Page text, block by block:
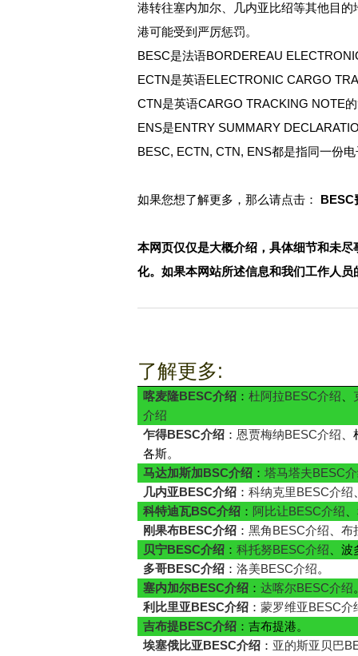
港转往塞内加尔、几内亚比绍等其他目
港可能受到严厉惩罚。
BESC是法语BORDEREAU
ECTN是英语ELECTRONIC CARGO
CTN是英语CARGO TRACKING NOTE
ENS是ENTRY SUMMARY
BESC, ECTN, CTN, ENS都是指同一份
如果您想了解更多，那么请点击： BESC
本网页仅仅是大概介绍，具体细节和未
化。如果本网站所述信息和我们工作人
了解更多:
喀麦隆BESC介绍： 杜阿拉BESC介绍
介绍
乍得BESC介绍： 恩贾梅纳BESC介绍
各斯。
马达加斯加BSC介绍： 塔马塔夫BESC
几内亚BESC介绍： 科纳克里BESC介绍
科特迪瓦BSC介绍： 阿比让BESC介绍
刚果布BESC介绍： 黑角BESC介绍
布
贝宁BESC介绍： 科托努BESC介绍 、
多哥BESC介绍： 洛美BESC介绍。
塞内加尔BESC介绍： 达喀尔BESC介绍
利比里亚BESC介绍： 蒙罗维亚BESC介
吉布提BESC介绍：吉布提港。
埃塞俄比亚BESC介绍： 亚的斯亚贝巴